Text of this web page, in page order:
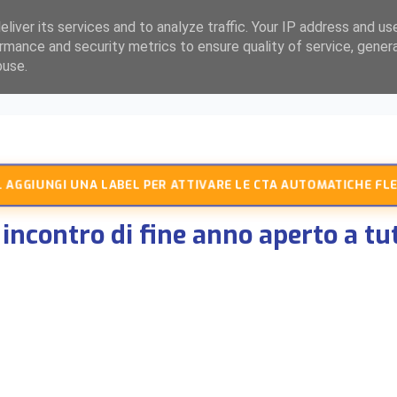
UNA LABEL PER ATTIVARE LE CTA AUTOMATICHE
di fine anno aperto a
its services and to analyze traffic. Your IP address and
and security metrics to ensure quality of service,